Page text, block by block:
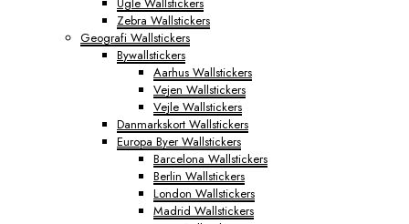
Zebra Wallstickers
Geografi Wallstickers
Bywallstickers
Aarhus Wallstickers
Vejen Wallstickers
Vejle Wallstickers
Danmarkskort Wallstickers
Europa Byer Wallstickers
Barcelona Wallstickers
Berlin Wallstickers
London Wallstickers
Madrid Wallstickers